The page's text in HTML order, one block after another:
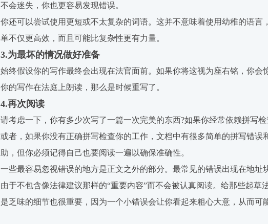
不会迷失，你也更容易发现错误。
你还可以尝试使用更短或不太复杂的词语。这并不意味着使用幼稚的语
单不仅更高效，而且可能比复杂性更有力量。
3.为最坏的情况做好准备
始终假设你的写作最终会出现在法官面前。如果你将这视为座右铭，你会
你的写作在法庭上朗读，那么是时候重写了。
4.再次阅读
请考虑一下，你有多少次写了一篇一次完美的东西?如果你经常依赖拼写
或者，如果你没有正确拼写检查你的工作，文档中有很多简单的拼写错
助，但你必须记得自己也要阅读一遍以确保准确性。
一些最容易忽视错误的地方是正文之外的部分。最常见的错误出现在地址
由于不包含像法律建议那样的“重要内容”而不会被认真阅读。给那些起
是乏味的细节也很重要，因为一个小错误会让你看起来粗心大意，从而可